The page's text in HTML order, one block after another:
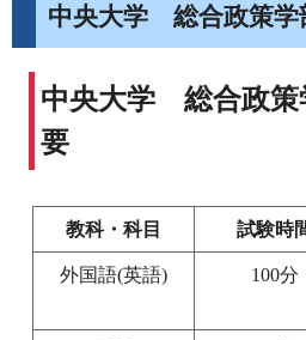
中央大学 総合政策学
中央大学 総合政策
要
教科・科目 試験時
外国語(英語) 100分